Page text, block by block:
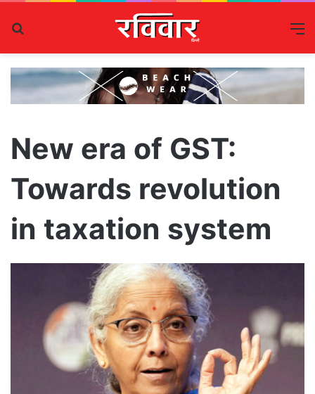
New era of GST:
Towards revolution
in taxation system